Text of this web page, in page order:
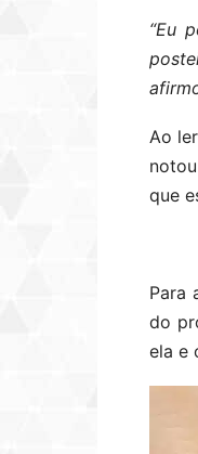
“Eu
Ao
que
Para
do
ela e